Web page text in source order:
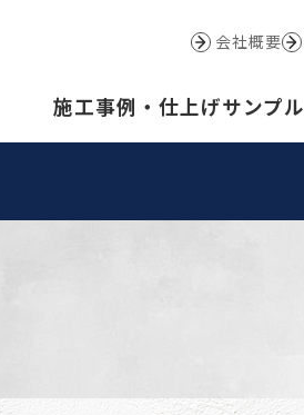
会社概要
施工事例・仕上げサンプル